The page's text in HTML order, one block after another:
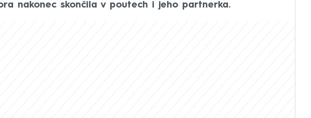
nakonec skončila v poutech i jeho partnerka.